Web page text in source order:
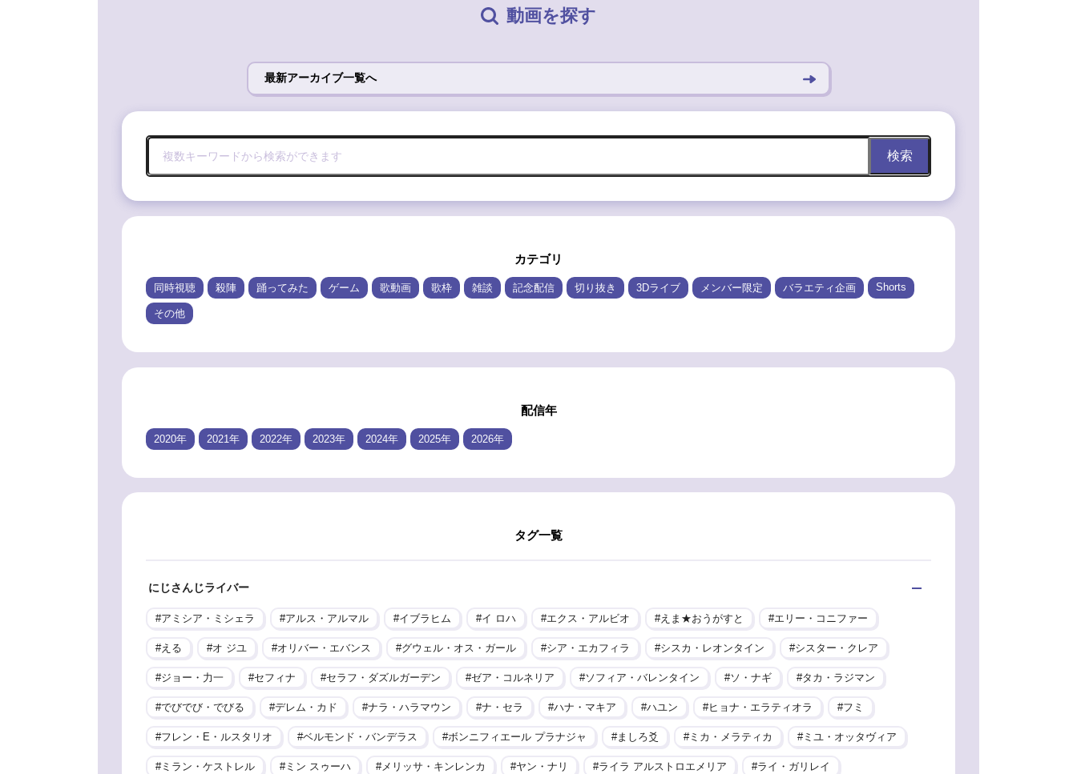
動画を探す
最新アーカイブ一覧へ
検索
カテゴリ
同時視聴 殺陣 踊ってみた ゲーム 歌動画 歌枠 雑談 記念配信 切り抜き 3Dライブ メンバー限定 バラエティ企画 Shorts
その他
配信年
2020年 2021年 2022年 2023年 2024年 2025年 2026年
タグ一覧
にじさんじライバー
アミシア・ミシェラ アルス・アルマル イブラヒム イ ロハ エクス・アルビオ えま★おうがすと エリー・コニファー
える オ ジユ オリバー・エバンス グウェル・オス・ガール シア・エカフィラ シスカ・レオンタイン シスター・クレア
ジョー・力一 セフィナ セラフ・ダズルガーデン ゼア・コルネリア ソフィア・バレンタイン ソ・ナギ タカ・ラジマン
でびでび・でびる デレム・カド ナラ・ハラマウン ナ・セラ ハナ・マキア ハユン ヒョナ・エラティオラ フミ
フレン・E・ルスタリオ ベルモンド・バンデラス ボンニフィエール プラナジャ ましろ爻 ミカ・メラティカ ミユ・オッタヴィア
ミラン・ケストレル ミン スゥーハ メリッサ・キンレンカ ヤン・ナリ ライラ アルストロエメリア ライ・ガリレイ